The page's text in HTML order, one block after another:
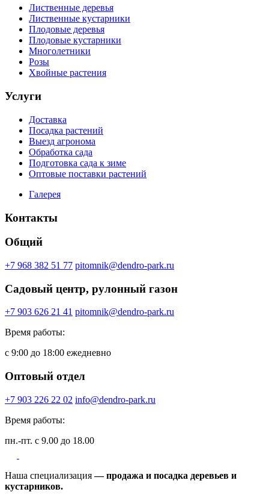
Лиственные деревья
Лиственные кустарники
Плодовые деревья
Плодовые кустарники
Многолетники
Розы
Хвойные растения
Услуги
Доставка
Посадка растений
Выезд агронома
Обработка сада
Подготовка сада к зиме
Оптовые поставки растений
Галерея
Контакты
Общий
+7 968 382 51 77 pitomnik@dendro-park.ru
Садовый центр, рулонный газон
+7 903 626 21 41 pitomnik@dendro-park.ru
Время работы:
с 9:00 до 18:00 ежедневно
Оптовый отдел
+7 903 226 22 02 info@dendro-park.ru
Время работы:
пн.-пт. с 9.00 до 18.00
Наша специализация— продажа и посадка деревьев и
кустарников.